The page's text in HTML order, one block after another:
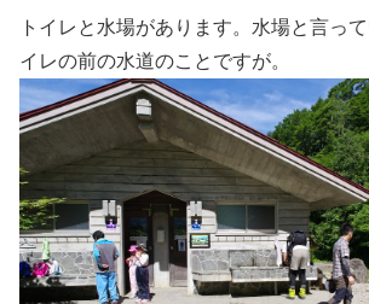
トイレと水場があります。水場と言っ
イレの前の水道のことですが。